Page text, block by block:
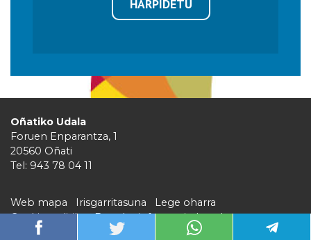
HARPIDETU
Oñatiko Udala
Foruen Enparantza, 1
20560 Oñati
Tel: 943 78 04 11
Web mapa Irisgarritasuna
Lege oharra
Cookie politika
Barruko informazio kanala